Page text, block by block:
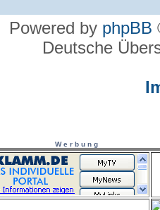
Powered by phpBB
Deutsche
W e r b u n g